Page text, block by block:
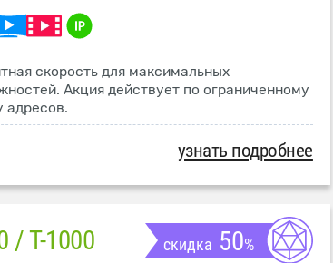
скорость для максимальных
Акция действует по ограниченному
адресов.
узнать подробнее
/ T-1000 скидка 50%